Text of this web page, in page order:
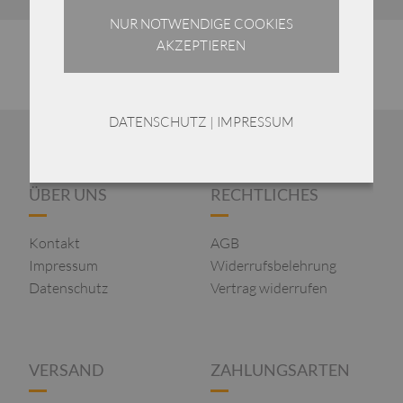
ÜBER UNS
Kontakt
Impressum
Datenschutz
RECHTLICHES
AGB
Widerrufsbelehrung
Vertrag widerrufen
VERSAND ZAHLUNGSARTEN
NUR NOTWENDIGE COOKIES
AKZEPTIEREN
DATENSCHUTZ | IMPRESSUM